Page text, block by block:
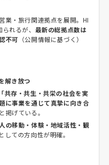
業・旅行関連拠点を展開。HI
れるが、 最新の総拠点数は
不可 （公開情報に基づく）
解き放つ
「共存・共生・共栄の社会を実
に事業を通じて真摯に向き合
と掲げている。
人の移動・体験・地域活性・観
としての方向性が明確。